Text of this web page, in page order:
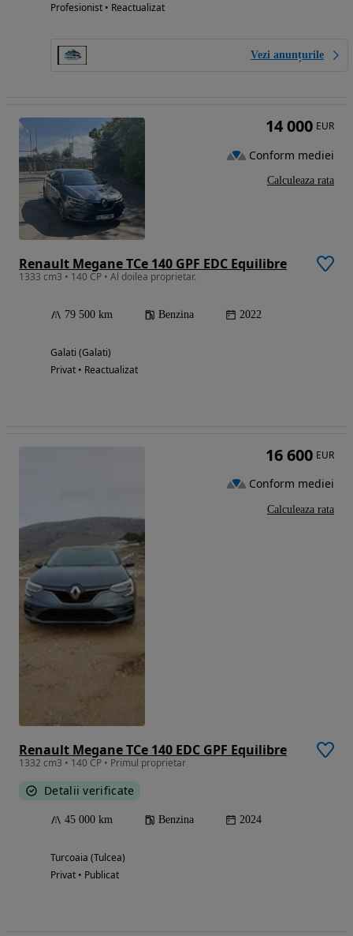
Profesionist • Reactualizat
Vezi anunțurile
Renault Megane TCe 140 GPF EDC Equilibre
1333 cm3 • 140 CP • Al doilea proprietar.
79 500 km Benzina 2022
Galati (Galati)
Privat • Reactualizat
14 000 EUR
Conform mediei
Calculeaza rata
Renault Megane TCe 140 EDC GPF Equilibre
1332 cm3 • 140 CP • Primul proprietar
Detalii verificate
45 000 km Benzina 2024
Turcoaia (Tulcea)
Privat • Publicat
16 600 EUR
Conform mediei
Calculeaza rata